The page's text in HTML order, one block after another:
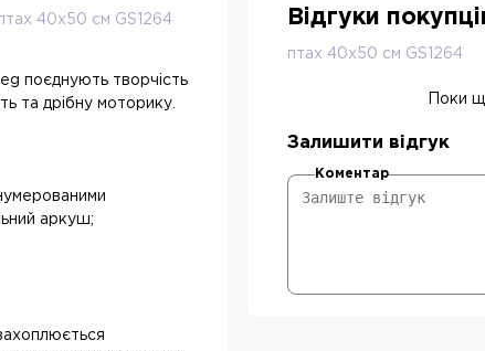
40х50 см GS1264
поєднують творчість
та дрібну моторику.
аркуш;
Відгуки
птах 40х50 см GS1264
Поки
Залишити відгук
Коментар